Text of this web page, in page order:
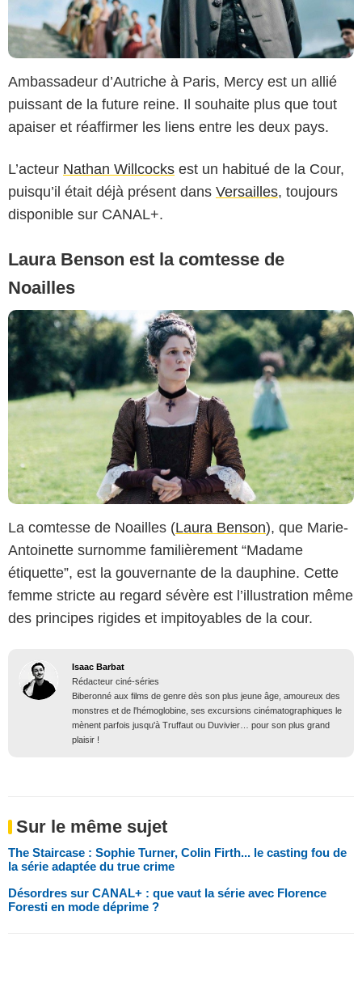
Ambassadeur d’Autriche à Paris, Mercy est un allié
puissant de la future reine. Il souhaite plus que tout
apaiser et réaffirmer les liens entre les deux pays.
L’acteur Nathan Willcocks est un habitué de la Cour,
puisqu’il était déjà présent dans Versailles, toujours
disponible sur CANAL+.
Laura Benson est la comtesse de
Noailles
Copyright Caroline Dubois - Capa Drama / Banijay Studios France / Les Gens
/ Canal+
La comtesse de Noailles (Laura Benson), que Marie-
Antoinette surnomme familièrement “Madame
étiquette”, est la gouvernante de la dauphine. Cette
femme stricte au regard sévère est l’illustration même
des principes rigides et impitoyables de la cour.
Isaac Barbat
Rédacteur ciné-séries
Biberonné aux films de genre dès son plus jeune âge, amoureux des
monstres et de l'hémoglobine, ses excursions cinématographiques le
mènent parfois jusqu'à Truffaut ou Duvivier… pour son plus grand
plaisir !
Sur le même sujet
The Staircase : Sophie Turner, Colin Firth... le casting fou de
la série adaptée du true crime
Désordres sur CANAL+ : que vaut la série avec Florence
Foresti en mode déprime ?